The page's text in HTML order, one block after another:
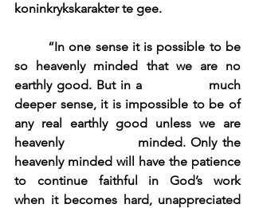
koninkrykskarakter te gee.
so heavenly minded that we are no
earthly good. But in a              much
deeper sense, it is impossible to be of
any real earthly good unless we are
heavenly              minded. Only the
heavenly minded will have the patience
to continue faithful in God’s work
when it becomes hard, unappreciated